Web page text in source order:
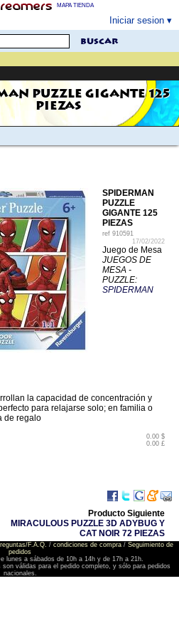
MAPA TIENDA
Iniciar sesion
buscar
PUZZLE GIGANTE 125
PIEZAS
SPIDERMAN
PUZZLE
GIGANTE 125
PIEZAS
ref 910591
17/02/2022
Juego de Mesa
JUEGOS DE
MESA -
PUZZLE:
SPIDERMAN
la capacidad de concentración y
para relajarse solo; en familia o
de regalo
0.00 $
0.00 £
Producto Siguiente
MIRACULOUS PUZZLE 3D ADYBUG Y
CAT NOIR 72 PIEZAS
F.A.Q. / condiciones de compra/ Seguimiento de
pedidos
lunes a sábados de 10h a 14h y de 17h a 21h.
válidas para el pedido completo, y sólo para pedidos
nacionales.